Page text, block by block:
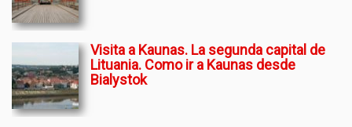
Visita a Kaunas. La segunda capital de
Lituania. Como ir a Kaunas desde
Bialystok